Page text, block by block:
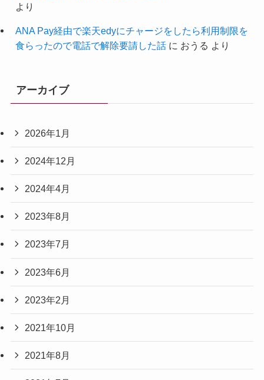
より
ANA Pay経由で楽天edyにチャージをしたら利用制限を
食らったので電話で解除要請した話に おうる より
アーカイブ
2026年1月
2024年12月
2024年4月
2023年8月
2023年7月
2023年6月
2023年2月
2021年10月
2021年8月